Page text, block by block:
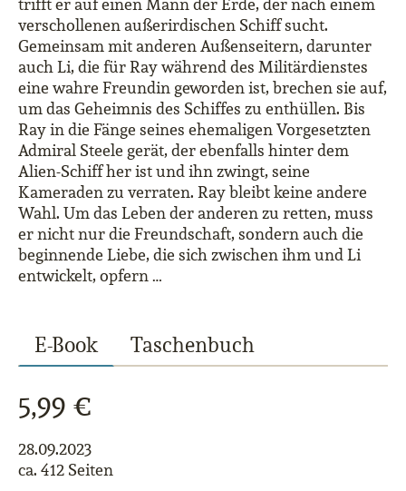
verschollenen außerirdischen Schiff sucht.
Gemeinsam mit anderen Außenseitern, darunter
auch Li, die für Ray während des Militärdienstes
eine wahre Freundin geworden ist, brechen sie auf,
um das Geheimnis des Schiffes zu enthüllen. Bis
Ray in die Fänge seines ehemaligen Vorgesetzten
Admiral Steele gerät, der ebenfalls hinter dem
Alien-Schiff her ist und ihn zwingt, seine
Kameraden zu verraten. Ray bleibt keine andere
Wahl. Um das Leben der anderen zu retten, muss
er nicht nur die Freundschaft, sondern auch die
beginnende Liebe, die sich zwischen ihm und Li
entwickelt, opfern …
E-Book Taschenbuch
5,99 €
28.09.2023
ca. 412 Seiten